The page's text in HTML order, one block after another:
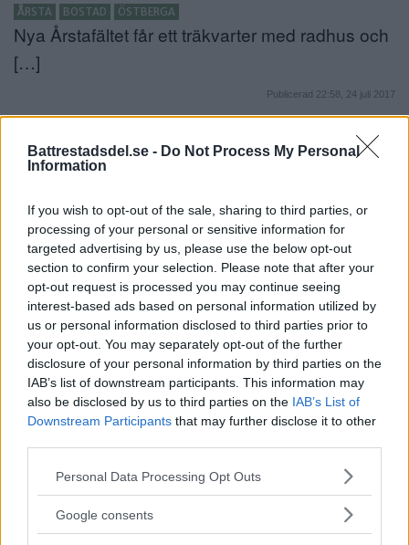
Battrestadsdel.se - Do Not Process My Personal
Information
If you wish to opt-out of the sale, sharing to third parties, or
processing of your personal or sensitive information for
targeted advertising by us, please use the below opt-out
section to confirm your selection. Please note that after your
opt-out request is processed you may continue seeing
interest-based ads based on personal information utilized by
us or personal information disclosed to third parties prior to
your opt-out. You may separately opt-out of the further
disclosure of your personal information by third parties on the
IAB’s list of downstream participants. This information may
also be disclosed by us to third parties on the IAB’s List of
Downstream Participants that may further disclose it to other
Please note that this website/app uses one or more Google
not limited to your visit or usage behaviour. You may click to
Personal Data Processing Opt Outs
Google consents
ÅRSTA BOSTAD ÖSTBERGA
Nya Årstafältet får ett träkvarter med radhus och
[…]
Publicerad 22:58, 24 juli 2017
Smash and grab på moppe –
flera gripna
Strax efter klockan 04.30 på tisdagsmorgonen
fick polisen […]
Publicerad 07:03, 11 juli 2017
Mordförsök i trapphus – flera
gärningsmän
ÅRSTA POLISNOTIS
I natt skadades en man av ett vasst […]
Polis sköt angripare –
skottskadad förd till sjukhus